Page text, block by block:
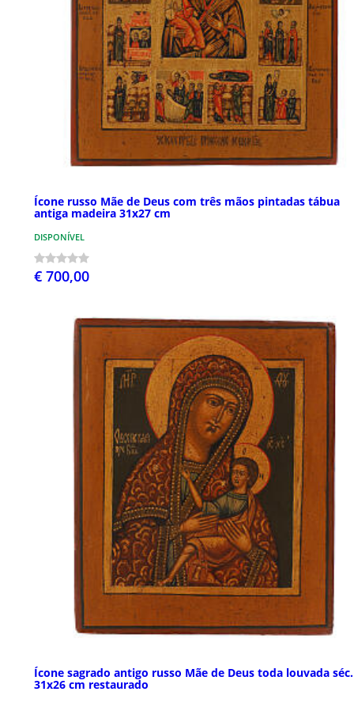
Ícone russo Mãe de Deus com três mãos pintadas tábua
antiga madeira 31x27 cm
DISPONÍVEL
€ 700,00
Ícone sagrado antigo russo Mãe de Deus toda louvada
31x26 cm restaurado